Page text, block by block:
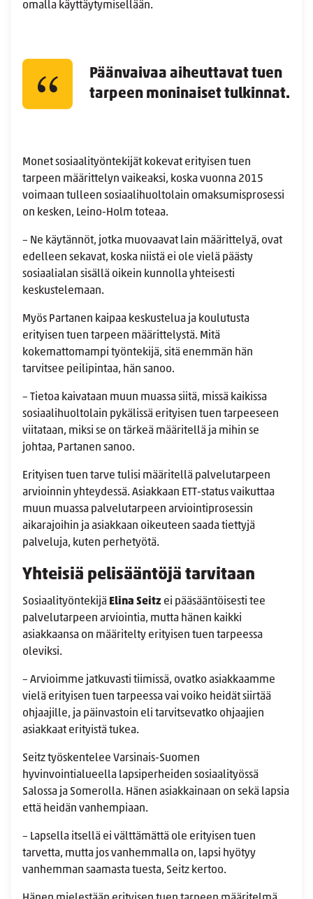
omalla käyttäytymisellään.
Päänvaivaa aiheuttavat tuen
tarpeen moninaiset tulkinnat.
Monet sosiaalityöntekijät kokevat erityisen tuen
tarpeen määrittelyn vaikeaksi, koska vuonna 2015
voimaan tulleen sosiaalihuoltolain omaksumisprosessi
on kesken, Leino-Holm toteaa.
– Ne käytännöt, jotka muovaavat lain määrittelyä, ovat
edelleen sekavat, koska niistä ei ole vielä päästy
sosiaalialan sisällä oikein kunnolla yhteisesti
keskustelemaan.
Myös Partanen kaipaa keskustelua ja koulutusta
erityisen tuen tarpeen määrittelystä. Mitä
kokemattomampi työntekijä, sitä enemmän hän
tarvitsee peilipintaa, hän sanoo.
– Tietoa kaivataan muun muassa siitä, missä kaikissa
sosiaalihuoltolain pykälissä erityisen tuen tarpeeseen
viitataan, miksi se on tärkeä määritellä ja mihin se
johtaa, Partanen sanoo.
Erityisen tuen tarve tulisi määritellä palvelutarpeen
arvioinnin yhteydessä. Asiakkaan ETT-status vaikuttaa
muun muassa palvelutarpeen arviointiprosessin
aikarajoihin ja asiakkaan oikeuteen saada tiettyjä
palveluja, kuten perhetyötä.
Yhteisiä pelisääntöjä tarvitaan
Sosiaalityöntekijä Elina Seitz ei pääsääntöisesti tee
palvelutarpeen arviointia, mutta hänen kaikki
asiakkaansa on määritelty erityisen tuen tarpeessa
oleviksi.
– Arvioimme jatkuvasti tiimissä, ovatko asiakkaamme
vielä erityisen tuen tarpeessa vai voiko heidät siirtää
ohjaajille, ja päinvastoin eli tarvitsevatko ohjaajien
asiakkaat erityistä tukea.
Seitz työskentelee Varsinais-Suomen
hyvinvointialueella lapsiperheiden sosiaalityössä
Salossa ja Somerolla. Hänen asiakkainaan on sekä lapsia
että heidän vanhempiaan.
– Lapsella itsellä ei välttämättä ole erityisen tuen
tarvetta, mutta jos vanhemmalla on, lapsi hyötyy
vanhemman saamasta tuesta, Seitz kertoo.